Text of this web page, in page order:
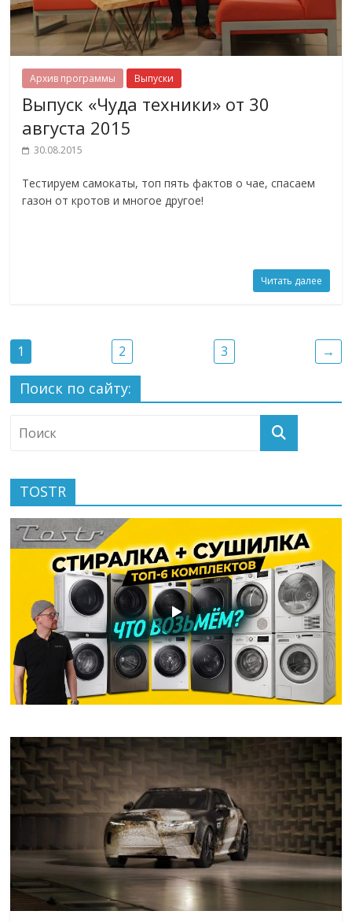
Архив программы Выпуски
Выпуск «Чуда техники» от 30
августа 2015
30.08.2015
Тестируем самокаты, топ пять фактов о чае, спасаем
газон от кротов и многое другое!
Читать далее
1 2 3 →
Поиск по сайту:
TOSTR